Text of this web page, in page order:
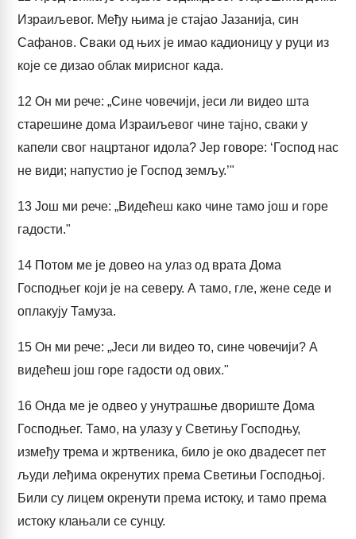
Израиљевог. Међу њима је стајао Јазанија, син
Сафанов. Сваки од њих је имао кадионицу у руци из
које се дизао облак мирисног када.
12 Он ми рече: „Сине човечији, јеси ли видео шта
старешине дома Израиљевог чине тајно, сваки у
капели свог нацртаног идола? Јер говоре: ‘Господ нас
не види; напустио је Господ земљу.’"
13 Још ми рече: „Видећеш како чине тамо још и горе
гадости."
14 Потом ме је довео на улаз од врата Дома
Господњег који је на северу. А тамо, гле, жене седе и
оплакују Тамуза.
15 Он ми рече: „Јеси ли видео то, сине човечији? А
видећеш још горе гадости од ових."
16 Онда ме је одвео у унутрашње двориште Дома
Господњег. Тамо, на улазу у Светињу Господњу,
између трема и жртвеника, било је око двадесет пет
људи леђима окренутих према Светињи Господњој.
Били су лицем окренути према истоку, и тамо према
истоку клањали се сунцу.